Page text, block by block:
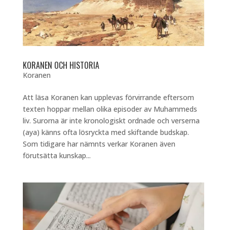
KORANEN OCH HISTORIA
Koranen
Att läsa Koranen kan upplevas förvirrande eftersom
texten hoppar mellan olika episoder av Muhammeds
liv. Surorna är inte kronologiskt ordnade och verserna
(aya) känns ofta lösryckta med skiftande budskap.
Som tidigare har nämnts verkar Koranen även
förutsätta kunskap...